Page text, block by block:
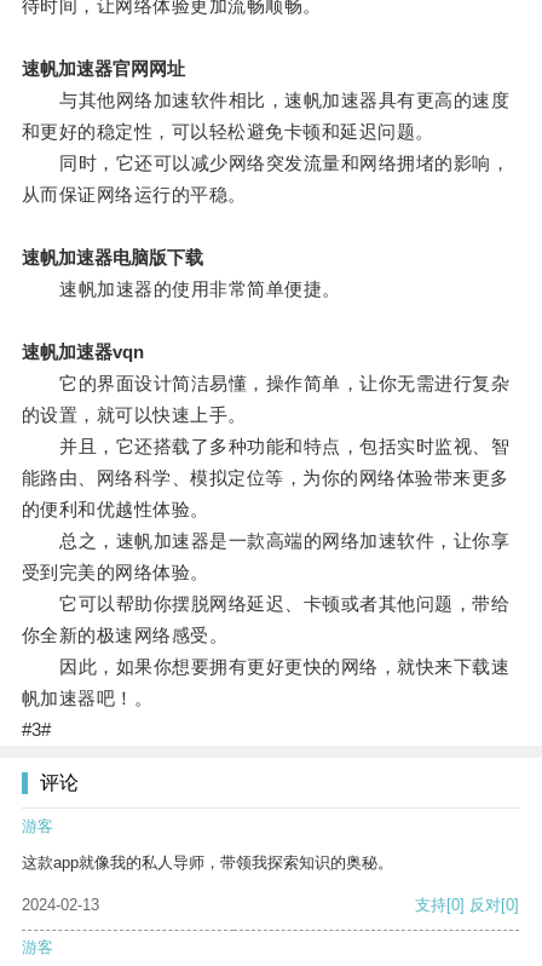
待时间，让网络体验更加流畅顺畅。
速帆加速器官网网址
与其他网络加速软件相比，速帆加速器具有更高的速度
和更好的稳定性，可以轻松避免卡顿和延迟问题。
同时，它还可以减少网络突发流量和网络拥堵的影响，
从而保证网络运行的平稳。
速帆加速器电脑版下载
速帆加速器的使用非常简单便捷。
速帆加速器vqn
它的界面设计简洁易懂，操作简单，让你无需进行复杂
的设置，就可以快速上手。
并且，它还搭载了多种功能和特点，包括实时监视、智
能路由、网络科学、模拟定位等，为你的网络体验带来更多
的便利和优越性体验。
总之，速帆加速器是一款高端的网络加速软件，让你享
受到完美的网络体验。
它可以帮助你摆脱网络延迟、卡顿或者其他问题，带给
你全新的极速网络感受。
因此，如果你想要拥有更好更快的网络，就快来下载速
帆加速器吧！。
#3#
评论
游客
这款app就像我的私人导师，带领我探索知识的奥秘。
2024-02-13 支持[0] 反对[0]
游客